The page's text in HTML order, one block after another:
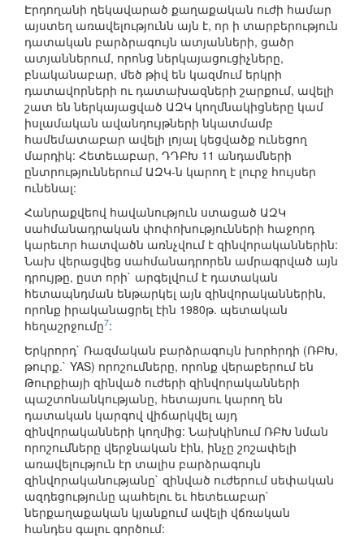
Էրդողանի ղեկավարած քաղաքական ուժի համար
այստեղ առավելությունն այն է, որ ի տարբերություն
դատական բարձրագույն ատյանների, ցածր
ատյաններում, որոնց ներկայացուցիչները,
բնականաբար, մեծ թիվ են կազմում երկրի
դատավորների ու դատախազների շարքում, ավելի
շատ են ներկայացված ԱԶԿ կողմնակիցները կամ
իսլամական ավանդույթների նկատմամբ
համեմատաբար ավելի լոյալ կեցվածք ունեցող
մարդիկ: Հետեւաբար, ԴԴԲԽ 11 անդամների
ընտրություններում ԱԶԿ-ն կարող է լուրջ հույսեր
ունենալ:
Հանրաքվեով հավանություն ստացած ԱԶԿ
սահմանադրական փոփոխությունների հաջորդ
կարեւոր հատվածն առնչվում է զինվորականներին:
Նախ վերացվեց սահմանադրորեն ամրագրված այն
դրույթը, ըստ որի` արգելվում է դատական
հետապնդման ենթարկել այն զինվորականներին,
որոնք իրականացրել էին 1980թ. պետական
հեղաշրջումը7:
Երկրորդ` Ռազմական բարձրագույն խորհրդի (ՌԲԽ,
թուրք.` YAS) որոշումները, որոնք վերաբերում են
Թուրքիայի զինված ուժերի զինվորականների
պաշտոնանկությանը, հետայսու կարող են
դատական կարգով վիճարկվել այդ
զինվորականների կողմից: Նախկինում ՌԲԽ նման
որոշումները վերջնական էին, ինչը շոշափելի
առավելություն էր տալիս բարձրագույն
զինվորականությանը` զինված ուժերում սեփական
ազդեցությունը պահելու եւ հետեւաբար`
ներքաղաքական կյանքում ավելի վճռական
հանդես գալու գործում: